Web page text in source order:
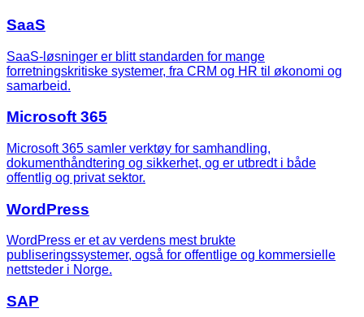
SaaS
SaaS-løsninger er blitt standarden for mange
forretningskritiske systemer, fra CRM og HR til økonomi og
samarbeid.
Microsoft 365
Microsoft 365 samler verktøy for samhandling,
dokumenthåndtering og sikkerhet, og er utbredt i både
offentlig og privat sektor.
WordPress
WordPress er et av verdens mest brukte
publiseringssystemer, også for offentlige og kommersielle
nettsteder i Norge.
SAP